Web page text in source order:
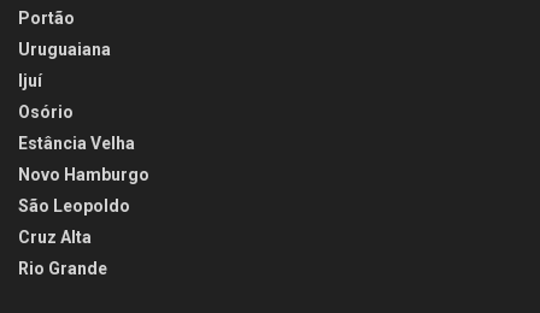
Portão
Uruguaiana
Ijuí
Osório
Estância Velha
Novo Hamburgo
São Leopoldo
Cruz Alta
Rio Grande